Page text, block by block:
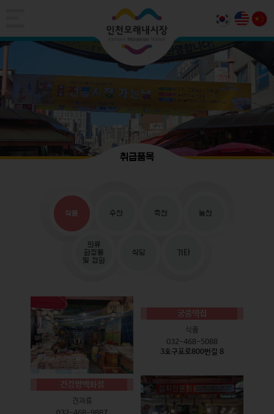
취급품목
식품 수산 축산 농산
의류
화장품
및 잡화
식당 기타
건강짱백화점
견과류
궁중떡집
식품
032-468-5088
3호구포로800번길 8